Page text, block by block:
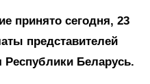
принято сегодня, 23
представителей
Республики Беларусь.